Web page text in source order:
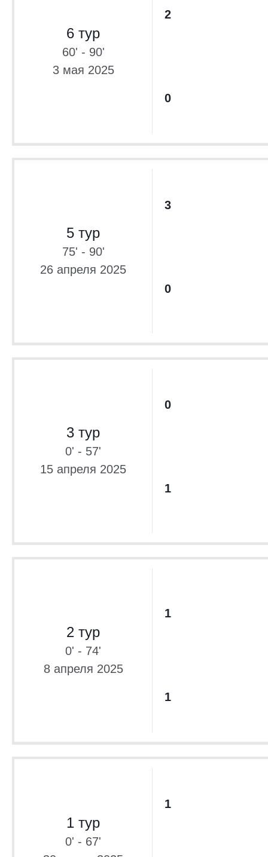
6 тур
60' - 90'
3 мая 2025
2
0
5 тур
75' - 90'
26 апреля 2025
3
0
3 тур
0' - 57'
15 апреля 2025
0
1
2 тур
0' - 74'
8 апреля 2025
1
1
1 тур
0' - 67'
1